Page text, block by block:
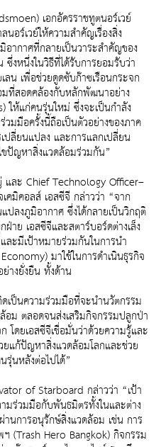
เอกอัครราชทูตนอร์เวย์
นอร์เวย์ให้ความสำคัญเรื่องสิ่ง
ากาศที่กลายเป็นวาระสำคัญของ
งหนึ่งในวิธีที่ได้รับการยอมรับว่า
น เพื่อช่วยดูดซับก๊าซเรือนกระจก
ที่สอดคล้องกับหลักพัฒนาอย่าง
ให้แก่คนรุ่นใหม่ ซึ่งจะเป็นกำลัง
มมือครั้งนี้ถือเป็นตัวอย่างของภาค
ปลี่ยนแปลง และการแลกเปลี่ยน
ขปัญหาสิ่งแวดล้อมร่วมกัน”
และ Chief Technology Officer–
มิคอลส์ เอสซีจี กล่าวว่า “จาก
ลงภูมิอากาศ ซึ่งได้กลายเป็นวิกฤติ
าย เอสซีจีและสตาร์บอร์ดต่างเล็ง
ะมีเป้าหมายร่วมกันในการนำ
มาใช้ในการดำเนินธุรกิจ
างยั่งยืน ทั้งด้าน
เป็นความร่วมมือที่จะนำนวัตกรรม
ม ตลอดจนส่งเสริมกิจกรรมปลูกป่า
โดยเอสซีจีเชื่อมั่นว่าด้วยความรู้และ
ยแก้ปัญหาสิ่งแวดล้อมโลกและช่วย
นหลังต่อไปได้”
of Starboard กล่าวว่า “เป้า
มร่วมมือกับพันธมิตรทั้งในและต่าง
านการอนุรักษ์สิ่งแวดล้อม เช่น การ
(Trash Hero Bangkok) กิจกรรม